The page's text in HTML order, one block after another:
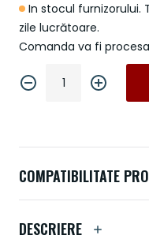
In stocul furnizorului.
zile lucrătoare.
Comanda va fi
COMPATIBILITATE
DESCRIERE